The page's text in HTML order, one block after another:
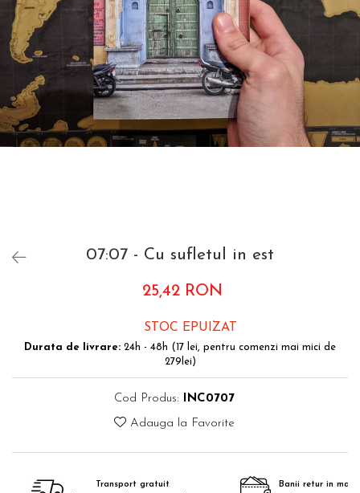
Huse troler
Business Travel
Borsete
Resigilate
Reduceri bagaje
07:07 - Cu sufletul in est
25,42 RON
STOC EPUIZAT
Durata de livrare: 24h - 48h (17 lei, pentru comenzi mai mici de
279lei)
Cod Produs: INC0707
Adauga la Favorite
Transport gratuit Banii retur in